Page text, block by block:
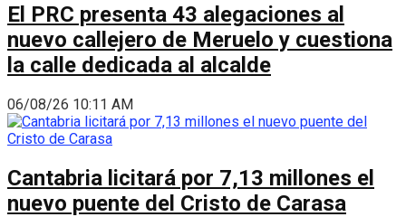
El PRC presenta 43 alegaciones al
nuevo callejero de Meruelo y cuestiona
la calle dedicada al alcalde
06/08/26 10:11 AM
Cantabria licitará por 7,13 millones el
nuevo puente del Cristo de Carasa